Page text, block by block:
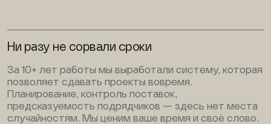
Ни разу не сорвали сроки
За 10+ лет работы мы выработали систему, которая
позволяет сдавать проекты вовремя.
Планирование, контроль поставок,
предсказуемость подрядчиков — здесь нет места
случайностям. Мы ценим ваше время и своё слово.